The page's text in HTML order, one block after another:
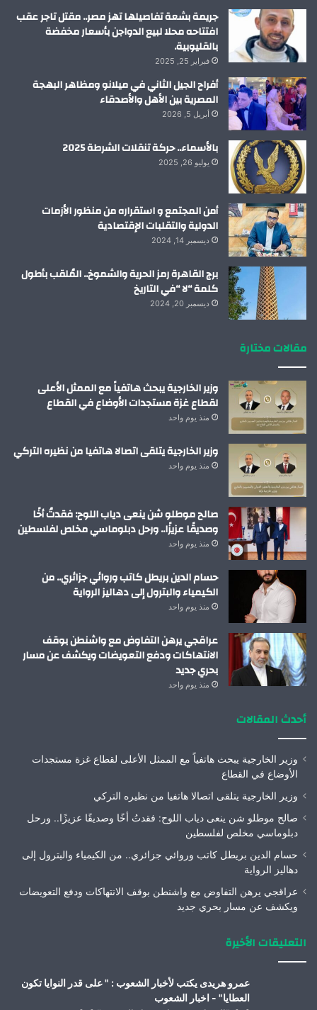
م
جريمة بشعة تفاصيلها تهز مصر.. مقتل تاجر عقب
افتتاحه محلا لبيع الدواجن بأسعار مخفضة
بالقليوبية.
فبراير 25, 2025
أفراح الجيل الثاني في ميلانو ومظاهر البهجة
المصرية بين الأهل والأصدقاء
أبريل 5, 2026
بالأسماء.. حركة تنقلات الشرطة 2025
يوليو 26, 2025
أمن المجتمع و استقراره من منظور الأزمات
الدولية والتقلبات الإقتصادية
ديسمبر 14, 2024
برج القاهرة رمز الحرية والشموخ.. المُلقب بأطول
كلمة “لا “في التاريخ
ديسمبر 20, 2024
مقالات مختارة
وزير الخارجية يبحث هاتفياً مع الممثل الأعلى
لقطاع غزة مستجدات الأوضاع في القطاع
منذ يوم واحد
وزير الخارجية يتلقى اتصالا هاتفيا من نظيره التركي
منذ يوم واحد
صالح موطلو شن ينعى دياب اللوح: فقدتُ أخًا
وصديقًا عزيزًا.. ورحل دبلوماسي مخلص لفلسطين
منذ يوم واحد
حسام الدين بريطل كاتب وروائي جزائري.. من
الكيمياء والبترول إلى دهاليز الرواية
منذ يوم واحد
عراقجي يرهن التفاوض مع واشنطن بوقف
الانتهاكات ودفع التعويضات ويكشف عن مسار
بحري جديد
منذ يوم واحد
أحدث المقالات
وزير الخارجية يبحث هاتفياً مع الممثل الأعلى لقطاع غزة مستجدات
الأوضاع في القطاع
وزير الخارجية يتلقى اتصالا هاتفيا من نظيره التركي
صالح موطلو شن ينعى دياب اللوح: فقدتُ أخًا وصديقًا عزيزًا.. ورحل
دبلوماسي مخلص لفلسطين
حسام الدين بريطل كاتب وروائي جزائري.. من الكيمياء والبترول إلى
دهاليز الرواية
عراقجي يرهن التفاوض مع واشنطن بوقف الانتهاكات ودفع التعويضات
ويكشف عن مسار بحري جديد
التعليقات الأخيرة
عمرو هريدى يكتب لأخبار الشعوب : " على قدر النوايا تكون
العطايا" - اخبار الشعوب